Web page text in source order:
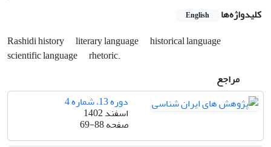
کلیدواژه‌ها English
Rashidi history ‎literary ‎language
‎historical ‎language
‎scientific ‎language
‎rhetoric.‎
مراجع
دوره 13، شماره 4
اسفند 1402
صفحه69-88